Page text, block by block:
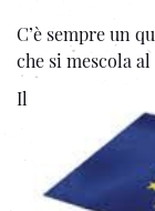
C’è sempre un
che si mescola
Il